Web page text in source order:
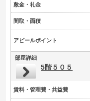
敷金・礼金
間取・面積
アピールポイント
部屋詳細
5階５０５
賃料・管理費・共益費